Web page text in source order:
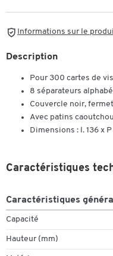
Informations sur le
Description
Pour 300 cartes de
8 séparateurs
Couvercle noir,
Avec patins
Dimensions : l. 136 x
Caractéristiques
Caractéristiques
Capacité
Hauteur (mm)